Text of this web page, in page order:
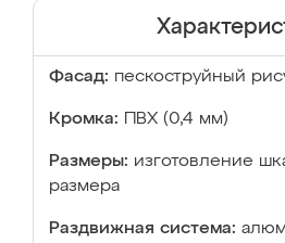
Фасад: пескоструйный
Кромка: ПВХ (0,4 мм)
Размеры: изготовление
размера
Раздвижная система: